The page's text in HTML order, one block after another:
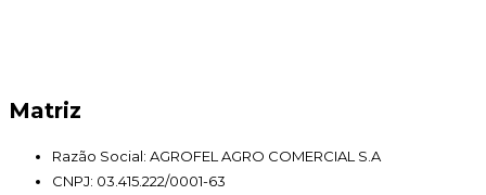
Matriz
Razão Social: AGROFEL AGRO COMERCIAL S.A
CNPJ: 03.415.222/0001-63